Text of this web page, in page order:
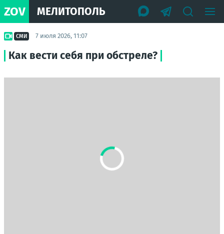
ZOV МЕЛИТОПОЛЬ
СМИ 7 июля 2026, 11:07
Как вести себя при обстреле?